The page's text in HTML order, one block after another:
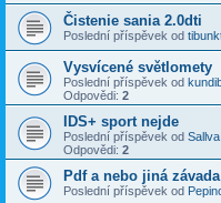
Čistenie sania 2.0dti
Poslední příspěvek od
Vysvícené světlomety
Poslední příspěvek od
Odpovědi: 2
IDS+ sport nejde
Poslední příspěvek od Sallva
Odpovědi: 2
Pdf a nebo jiná
Poslední příspěvek od